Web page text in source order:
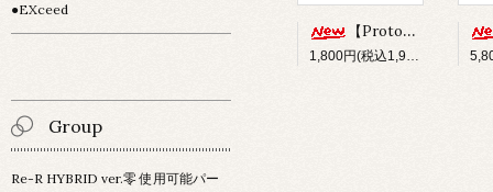
【Prototype34】フロントディフューザー
1,800円(税込1,980円)
●EXceed
Group
Re-R HYBRID ver.零 使用可能パー